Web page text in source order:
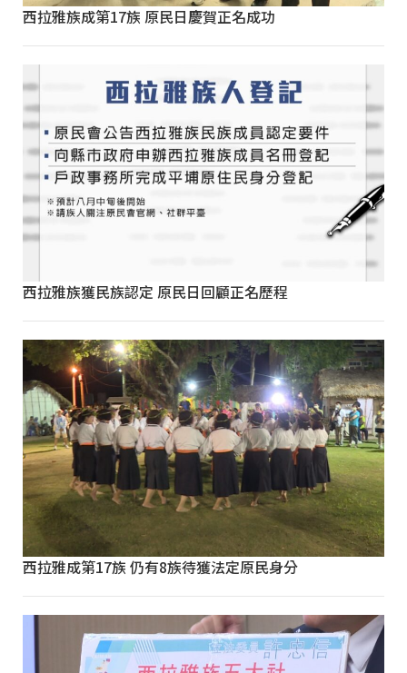
西拉雅族成第17族 原民日慶賀正名成功
西拉雅族獲民族認定 原民日回顧正名歷程
西拉雅成第17族 仍有8族待獲法定原民身分